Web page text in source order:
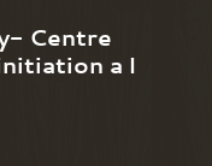
Centre
a l